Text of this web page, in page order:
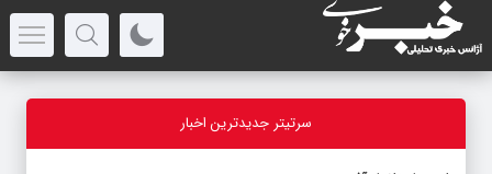
سرتیتر جدیدترین اخبار